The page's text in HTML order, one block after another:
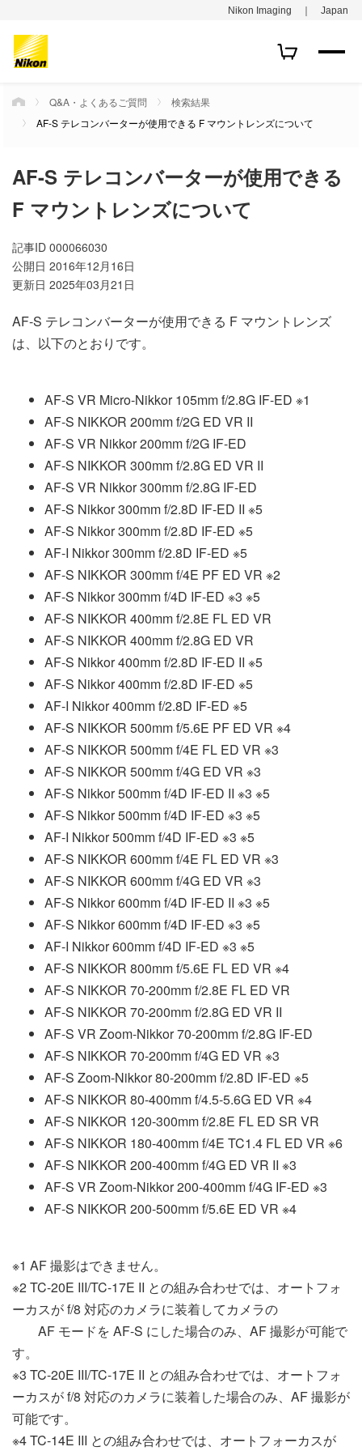
Nikon Imaging ｜ Japan
HOMEQ&A・よくあるご質問
検索結果
AF-S テレコンバーターが使用できる F マウントレンズについて
AF-S テレコンバーターが使用できる
F マウントレンズについて
記事ID 000066030
公開日 2016年12月16日
更新日 2025年03月21日
AF-S テレコンバーターが使用できる F マウントレンズ
は、以下のとおりです。
AF-S VR Micro-Nikkor 105mm f/2.8G IF-ED ※1
AF-S NIKKOR 200mm f/2G ED VR II
AF-S VR Nikkor 200mm f/2G IF-ED
AF-S NIKKOR 300mm f/2.8G ED VR II
AF-S VR Nikkor 300mm f/2.8G IF-ED
AF-S Nikkor 300mm f/2.8D IF-ED II ※5
AF-S Nikkor 300mm f/2.8D IF-ED ※5
AF-I Nikkor 300mm f/2.8D IF-ED ※5
AF-S NIKKOR 300mm f/4E PF ED VR ※2
AF-S Nikkor 300mm f/4D IF-ED ※3 ※5
AF-S NIKKOR 400mm f/2.8E FL ED VR
AF-S NIKKOR 400mm f/2.8G ED VR
AF-S Nikkor 400mm f/2.8D IF-ED II ※5
AF-S Nikkor 400mm f/2.8D IF-ED ※5
AF-I Nikkor 400mm f/2.8D IF-ED ※5
AF-S NIKKOR 500mm f/5.6E PF ED VR ※4
AF-S NIKKOR 500mm f/4E FL ED VR ※3
AF-S NIKKOR 500mm f/4G ED VR ※3
AF-S Nikkor 500mm f/4D IF-ED II ※3 ※5
AF-S Nikkor 500mm f/4D IF-ED ※3 ※5
AF-I Nikkor 500mm f/4D IF-ED ※3 ※5
AF-S NIKKOR 600mm f/4E FL ED VR ※3
AF-S NIKKOR 600mm f/4G ED VR ※3
AF-S Nikkor 600mm f/4D IF-ED II ※3 ※5
AF-S Nikkor 600mm f/4D IF-ED ※3 ※5
AF-I Nikkor 600mm f/4D IF-ED ※3 ※5
AF-S NIKKOR 800mm f/5.6E FL ED VR ※4
AF-S NIKKOR 70-200mm f/2.8E FL ED VR
AF-S NIKKOR 70-200mm f/2.8G ED VR II
AF-S VR Zoom-Nikkor 70-200mm f/2.8G IF-ED
AF-S NIKKOR 70-200mm f/4G ED VR ※3
AF-S Zoom-Nikkor 80-200mm f/2.8D IF-ED ※5
AF-S NIKKOR 80-400mm f/4.5-5.6G ED VR ※4
AF-S NIKKOR 120-300mm f/2.8E FL ED SR VR
AF-S NIKKOR 180-400mm f/4E TC1.4 FL ED VR ※6
AF-S NIKKOR 200-400mm f/4G ED VR II ※3
AF-S VR Zoom-Nikkor 200-400mm f/4G IF-ED ※3
AF-S NIKKOR 200-500mm f/5.6E ED VR ※4
※1 AF 撮影はできません。
※2 TC-20E III/TC-17E II との組み合わせでは、オートフォ
ーカスが f/8 対応のカメラに装着してカメラの
AF モードを AF-S にした場合のみ、AF 撮影が可能で
す。
※3 TC-20E III/TC-17E II との組み合わせでは、オートフォ
ーカスが f/8 対応のカメラに装着した場合のみ、AF 撮影が
可能です。
※4 TC-14E III との組み合わせでは、オートフォーカスが